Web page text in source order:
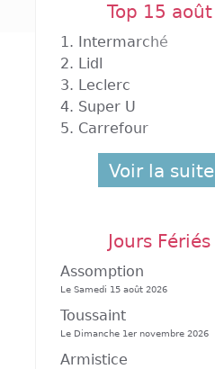
Top 15 août
1. Intermarché
2. Lidl
3. Leclerc
4. Super U
5. Carrefour
Voir la suite
Jours Fériés
Assomption
Le Samedi 15 août 2026
Toussaint
Le Dimanche 1er novembre 2026
Armistice